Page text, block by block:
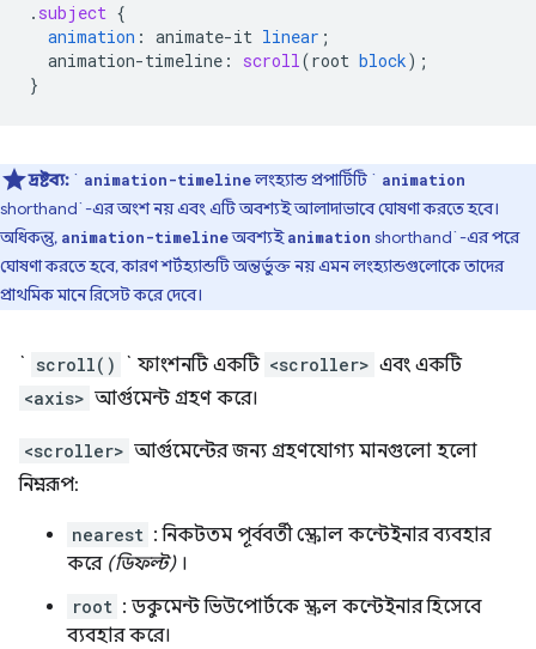
. subject {
animation : animate-it linear ;
animation-timeline : scroll(root block);
}
দ্রষ্টব্য: ` animation-timelineলংহ্যান্ড প্রপার্টিটি ` animation
shorthand`-এর অংশ নয় এবং এটি অবশ্যই আলাদাভাবে ঘোষণা করতে হবে।
অধিকন্তু, animation-timelineঅবশ্যইanimation shorthand`-এর পরে
ঘোষণা করতে হবে, কারণ শর্টহ্যান্ডটি অন্তর্ভুক্ত নয় এমন লংহ্যান্ডগুলোকে তাদের
প্রাথমিক মানে রিসেট করে দেবে।
` scroll() ` ফাংশনটি একটি <scroller> এবং একটি
<axis> আর্গুমেন্ট গ্রহণ করে।
<scroller> আর্গুমেন্টের জন্য গ্রহণযোগ্য মানগুলো হলো
নিম্নরূপ:
nearest : নিকটতম পূর্ববর্তী স্ক্রোল কন্টেইনার ব্যবহার
করে (ডিফল্ট)।
root : ডকুমেন্ট ভিউপোর্টকে স্ক্রল কন্টেইনার হিসেবে
ব্যবহার করে।